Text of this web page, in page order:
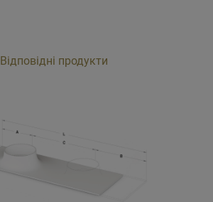
Відповідні продукти